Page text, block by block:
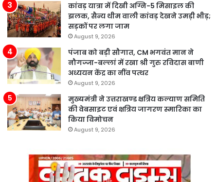
कांवड़ यात्रा में दिखी अग्नि-5 मिसाइल की
झलक, सैन्य थीम वाली कांवड़ देखने उमड़ी भीड़;
सड़कों पर लगा जाम
August 9, 2026
पंजाब को बड़ी सौगात, CM भगवंत मान ने
नौगज्जा-बल्लां में रखा श्री गुरु रविदास बाणी
अध्ययन केंद्र का नींव पत्थर
August 9, 2026
मुख्यमंत्री ने उत्तराखण्ड क्षत्रिय कल्याण समिति
की वेबसाइट एवं क्षत्रिय जागरण स्मारिका का
किया विमोचन
August 9, 2026